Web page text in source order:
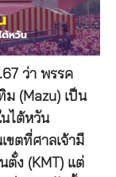
ว่า พรรค
(Mazu) เป็น
ไต้หวัน
ขตที่ศาลเจ้ามี
ง (KMT) แต่